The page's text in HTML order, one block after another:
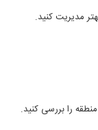
مدیریت کنید.
را بررسی کنید.